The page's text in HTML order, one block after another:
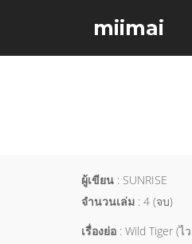
miimai
ผู้เขียน : SUNRISE
จำนวนเล่ม : 4 (จบ)
เรื่องย่อ : Wild Tiger (